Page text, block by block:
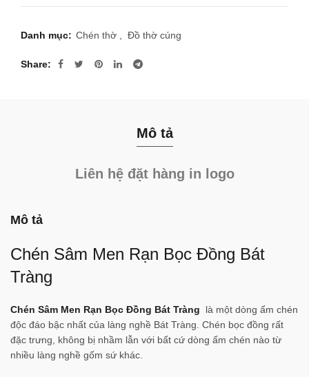
Danh mục: Chén thờ , Đồ thờ cúng
Share
Mô tả
Liên hệ đặt hàng in logo
Mô tả
Chén Sâm Men Rạn Bọc Đồng Bát
Tràng
Chén Sâm Men Rạn Bọc Đồng Bát Tràng là một dòng ấm chén
độc đáo bậc nhất của làng nghề Bát Tràng. Chén bọc đồng rất
đặc trưng, không bị nhầm lẫn với bất cứ dòng ấm chén nào từ
nhiều làng nghề gốm sứ khác.